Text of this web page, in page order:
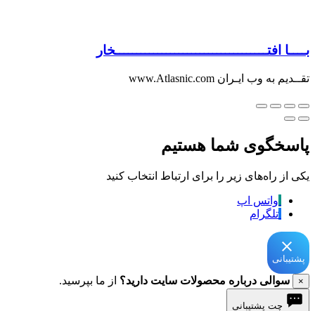
بــــا افتــــــــــــــــــــــــــــــــــــخار
تقــدیم به وب ایـران www.Atlasnic.com
پاسخگوی شما هستیم
یکی از راه‌های زیر را برای ارتباط انتخاب کنید
واتس اپ
تلگرام
پشتیبانی
× سوالی درباره محصولات سایت دارید؟ از ما بپرسید.
چت پشتیبانی